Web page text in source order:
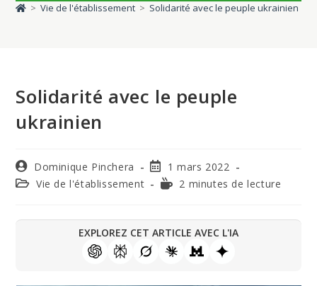
> Vie de l'établissement > Solidarité avec le peuple ukrainien
Solidarité avec le peuple
ukrainien
Dominique Pinchera
1 mars 2022
Vie de l'établissement
2 minutes de lecture
EXPLOREZ CET ARTICLE AVEC L'IA